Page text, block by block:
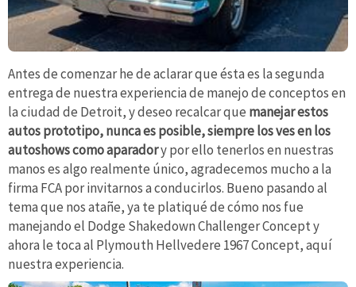
Antes de comenzar he de aclarar que ésta es la segunda
entrega de nuestra experiencia de manejo de conceptos en
la ciudad de Detroit, y deseo recalcar que manejar estos
autos prototipo, nunca es posible, siempre los ves en los
autoshows como aparadory por ello tenerlos en nuestras
manos es algo realmente único, agradecemos mucho a la
firma FCA por invitarnos a conducirlos. Bueno pasando al
tema que nos atañe, ya te platiqué de cómo nos fue
manejando el Dodge Shakedown Challenger Concept y
ahora le toca al Plymouth Hellvedere 1967 Concept, aquí
nuestra experiencia.